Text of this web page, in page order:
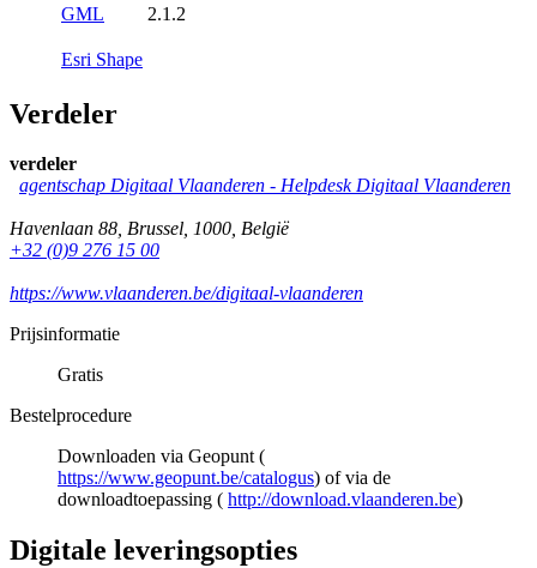
GML 2.1.2
Esri Shape
Verdeler
verdeler
agentschap Digitaal Vlaanderen - Helpdesk Digitaal Vlaanderen
Havenlaan 88, Brussel, 1000, België
+32 (0)9 276 15 00
https://www.vlaanderen.be/digitaal-vlaanderen
Prijsinformatie
Gratis
Bestelprocedure
Downloaden via Geopunt (
https://www.geopunt.be/catalogus) of via de
downloadtoepassing ( http://download.vlaanderen.be)
Digitale leveringsopties